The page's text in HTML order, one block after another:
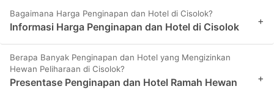
Bagaimana Harga Penginapan dan Hotel di Cisolok?
Informasi Harga Penginapan dan Hotel di Cisolok +
Berapa Banyak Penginapan dan Hotel yang Mengizinkan
Hewan Peliharaan di Cisolok?
Presentase Penginapan dan Hotel Ramah Hewan
+